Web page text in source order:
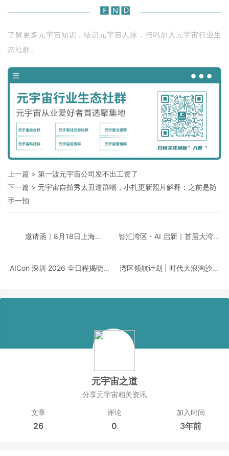
了解更多元宇宙知识，结识元宇宙人脉，扫码加入元宇宙行业生
态社群。
上一篇 > 第一波元宇宙公司发不出工资了
下一篇 > 元宇宙自拍秀太丑遭群嘲，小扎更新照片解释：之前是随
手一拍
邀请函｜8月18日上海
智汇湾区・AI 启新｜首届大湾区
AICon 深圳 2026 全日程揭晓｜
湾区领航计划 | 时代大浪淘沙，
元宇宙之道
分享元宇宙相关资讯
文章
26
评论
0
加入时间
3年前